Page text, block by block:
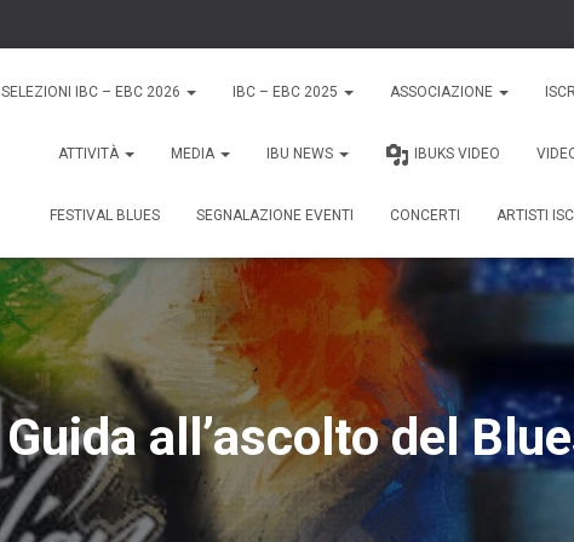
SELEZIONI IBC – EBC 2026 IBC – EBC 2025 ASSOCIAZIONE
ATTIVITÀ MEDIA IBU NEWS IBUKS VIDEO
FESTIVAL BLUES SEGNALAZIONE EVENTI CONCERTI ARTISTI
Guida all’ascolto del